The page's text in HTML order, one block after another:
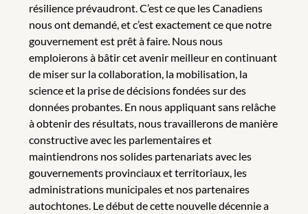
résilience prévaudront. C’est ce que les Canadiens
nous ont demandé, et c’est exactement ce que notre
gouvernement est prêt à faire. Nous nous
emploierons à bâtir cet avenir meilleur en continuant
de miser sur la collaboration, la mobilisation, la
science et la prise de décisions fondées sur des
données probantes. En nous appliquant sans relâche
à obtenir des résultats, nous travaillerons de manière
constructive avec les parlementaires et
maintiendrons nos solides partenariats avec les
gouvernements provinciaux et territoriaux, les
administrations municipales et nos partenaires
autochtones. Le début de cette nouvelle décennie a